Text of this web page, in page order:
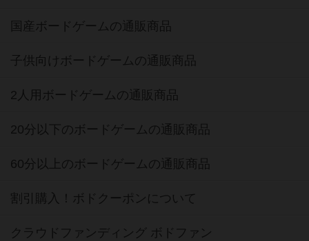
国産ボードゲームの通販商品
子供向けボードゲームの通販商品
2人用ボードゲームの通販商品
20分以下のボードゲームの通販商品
60分以上のボードゲームの通販商品
割引購入！ボドクーポンについて
クラウドファンディング ボドファン